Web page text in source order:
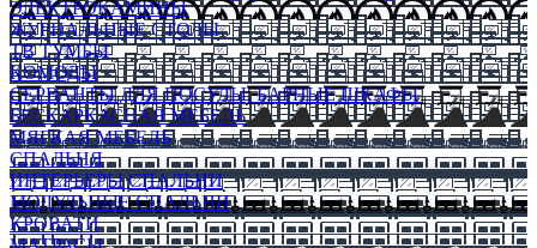
ЭЛЕКТРОКАМИНЫ
ЖУРНАЛЬНЫЕ СТОЛЫ
ТВ ТУМБЫ
КОМОДЫ
СЕРВАНТЫ ДЛЯ ПОСУДЫ, БАРНЫЕ ШКАФЫ
БЕСКАРКАСНАЯ МЕБЕЛЬ
МЯГКАЯ МЕБЕЛЬ
СПАЛЬНЯ
ИНТЕРЬЕРЫ СПАЛЬНИ
МОДУЛЬНЫЕ СПАЛЬНИ
КРОВАТИ